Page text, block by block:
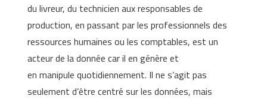
du livreur, du technicien aux responsables de
production, en passant par les professionnels des
ressources humaines ou les comptables, est un
acteur de la donnée car il en génère et
en manipule quotidiennement. Il ne s’agit pas
seulement d’être centré sur les données, mais